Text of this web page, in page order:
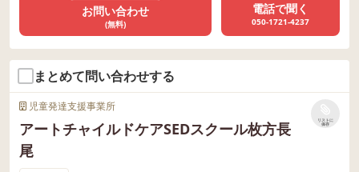
お問い合わせ
(無料)
電話で聞く
050-1721-4237
まとめて問い合わせする
児童発達支援事業所
アートチャイルドケアSEDスクール枚方長
尾
リストに
保存